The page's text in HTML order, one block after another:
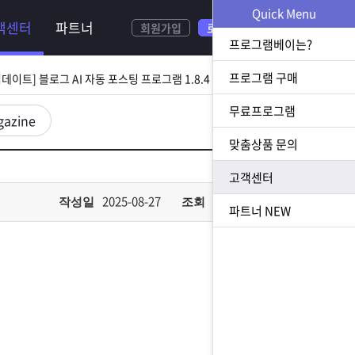
센터 파트너 회원가입 로그인
[ 2026.08.05 업데이트] 스토어 사업자 디비 추출 프로그램 1.5.9 업데이트
[ 2026.07.31 업데이트] 블로그 AI 자동 포스팅 프로그램 1.8.4 업데이트
이트] N사 쪽지 자동 발송 프로그램 1.3.0 업데이트
[ 2026.07.23 업데이트] 황금 키워드 수집 추출 프로그램 1.1.8 업데이트
작성일 2025-08-27 조회
Quick Menu
프로그램베이는?
프로그램 구매
무료프로그램
맞춤상품 문의
고객센터
파트너 NEW